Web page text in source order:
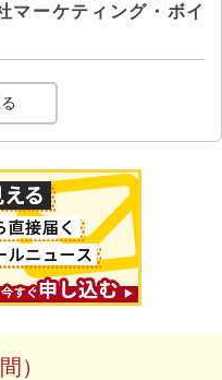
マーケティング・ボイ
）